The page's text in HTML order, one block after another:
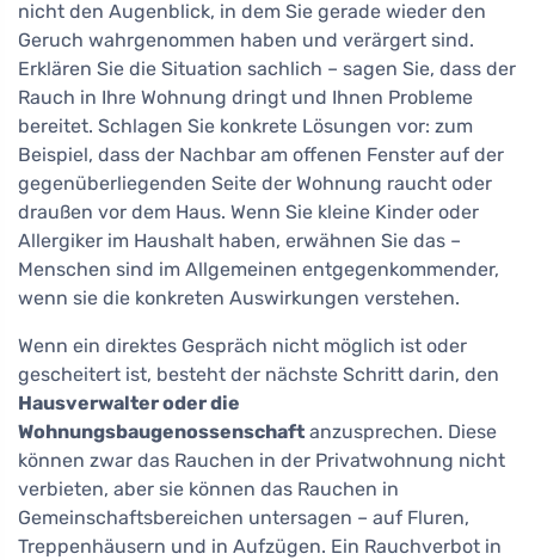
nicht den Augenblick, in dem Sie gerade wieder den
Geruch wahrgenommen haben und verärgert sind.
Erklären Sie die Situation sachlich – sagen Sie, dass der
Rauch in Ihre Wohnung dringt und Ihnen Probleme
bereitet. Schlagen Sie konkrete Lösungen vor: zum
Beispiel, dass der Nachbar am offenen Fenster auf der
gegenüberliegenden Seite der Wohnung raucht oder
draußen vor dem Haus. Wenn Sie kleine Kinder oder
Allergiker im Haushalt haben, erwähnen Sie das –
Menschen sind im Allgemeinen entgegenkommender,
wenn sie die konkreten Auswirkungen verstehen.
Wenn ein direktes Gespräch nicht möglich ist oder
gescheitert ist, besteht der nächste Schritt darin, den
Hausverwalter oder die
Wohnungsbaugenossenschaft anzusprechen. Diese
können zwar das Rauchen in der Privatwohnung nicht
verbieten, aber sie können das Rauchen in
Gemeinschaftsbereichen untersagen – auf Fluren,
Treppenhäusern und in Aufzügen. Ein Rauchverbot in